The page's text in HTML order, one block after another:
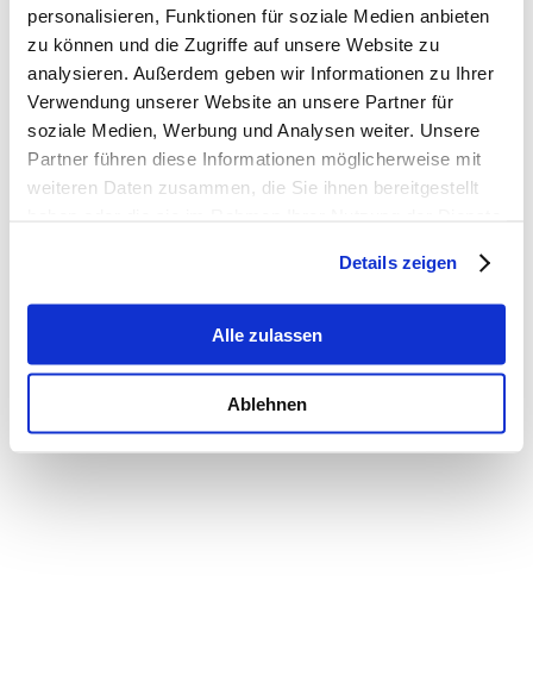
personalisieren, Funktionen für soziale Medien anbieten
zu können und die Zugriffe auf unsere Website zu
analysieren. Außerdem geben wir Informationen zu Ihrer
Verwendung unserer Website an unsere Partner für
soziale Medien, Werbung und Analysen weiter. Unsere
Partner führen diese Informationen möglicherweise mit
weiteren Daten zusammen, die Sie ihnen bereitgestellt
Details zeigen
Alle zulassen
Ablehnen